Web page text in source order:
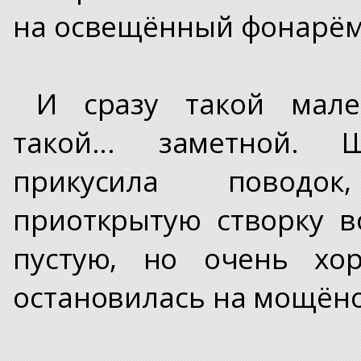
на освещённый
И сразу такой
такой... заметной.
прикусила
приоткрытую створку
пустую, но очень
остановилась на